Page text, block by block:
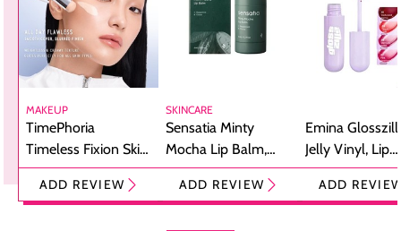
MAKEUP
TimePhoria
Timeless Fixion Skin
Tint Stick,
Foundation dan
ADD REVIEW
SKINCARE
Sensatia Minty
Mocha Lip Balm,
Pelembap Bibir
dengan Aroma
ADD REVIEW
Emina
Jelly Vinyl, Lip
Cream Glossy
Ringan
ADD